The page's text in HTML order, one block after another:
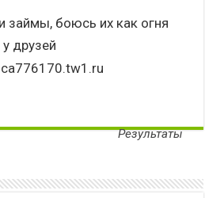
займы, боюсь их как огня
друзей
ca776170.tw1.ru
Результаты